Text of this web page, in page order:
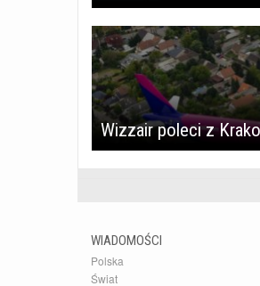
Wizzair poleci z
WIADOMOŚCI
Polska
Świat